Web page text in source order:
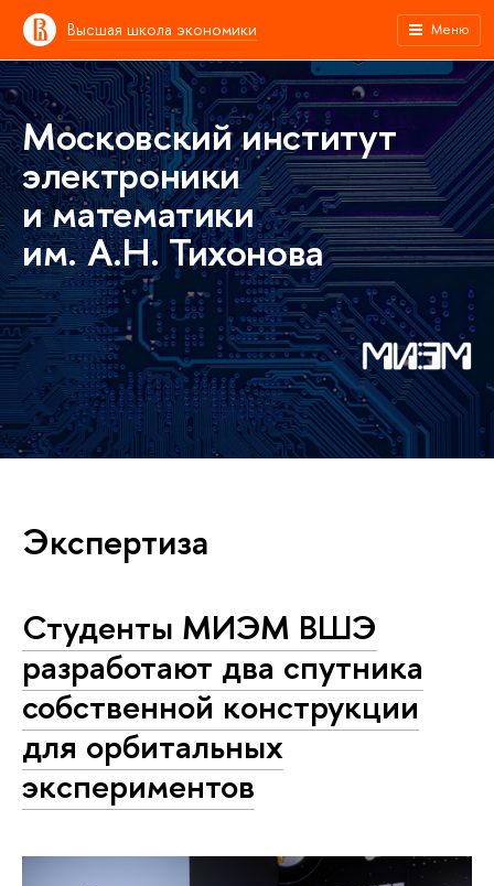
Высшая школа экономики Меню
Московский институт
электроники
и математики
им. А.Н. Тихонова
Экспертиза
Студенты МИЭМ ВШЭ
разработают два спутника
собственной конструкции
для орбитальных
экспериментов